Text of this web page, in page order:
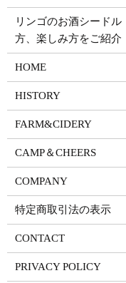
リンゴのお酒シード
方、楽しみ方をご紹介
HOME
HISTORY
FARM&CIDERY
CAMP＆CHEERS
COMPANY
特定商取引法の表示
CONTACT
PRIVACY POLICY